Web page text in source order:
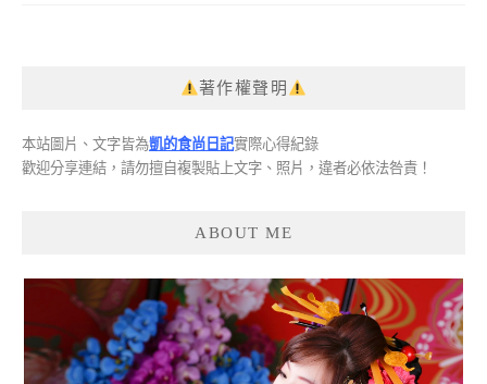
著作權聲明
本站圖片、文字皆為凱的食尚日記實際心得紀錄
歡迎分享連結，請勿擅自複製貼上文字、照片，違者必依法咎責！
ABOUT ME